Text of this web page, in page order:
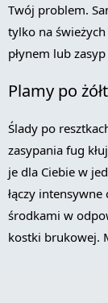
Twój problem.
tylko na
płynem lub
Plamy po
Ślady po
zasypania fug
je dla Ciebie w
łączy
środkami w
kostki brukowej.